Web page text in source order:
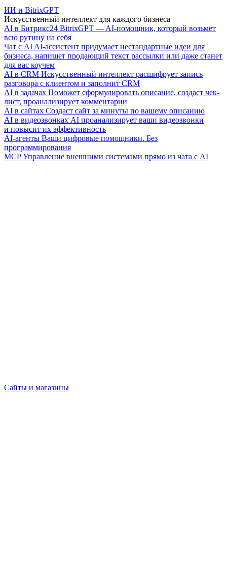
ИИ и BitrixGPT
Искусственный интеллект для каждого бизнеса
AI в Битрикс24 BitrixGPT — AI-помощник, который возьмет
всю рутину на себя
Чат с AI AI-ассистент придумает нестандартные идеи для
бизнеса, напишет продающий текст рассылки или даже станет
для вас коучем
AI в CRM Искусственный интеллект расшифрует запись
разговора с клиентом и заполнит CRM
AI в задачах Поможет сформулировать описание, создаст чек-
лист, проанализирует комментарии
AI в сайтах Создаст сайт за минуты по вашему описанию
AI в видеозвонках AI проанализирует ваши видеозвонки
и повысит их эффективность
AI-агенты Ваши цифровые помощники. Без
программирования
MCP Управление внешними системами прямо из чата с AI
Сайты и магазины